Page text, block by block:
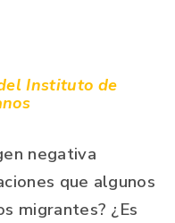
Instituto de
negativa
que algunos
migrantes? ¿Es